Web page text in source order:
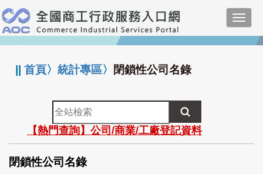
跳
到
主
要
:::
||首頁〉統計專區〉 閉鎖性公司名錄
全
站
檢
索
【熱門查詢】公司/商業/工廠登記資料
閉鎖性公司名錄